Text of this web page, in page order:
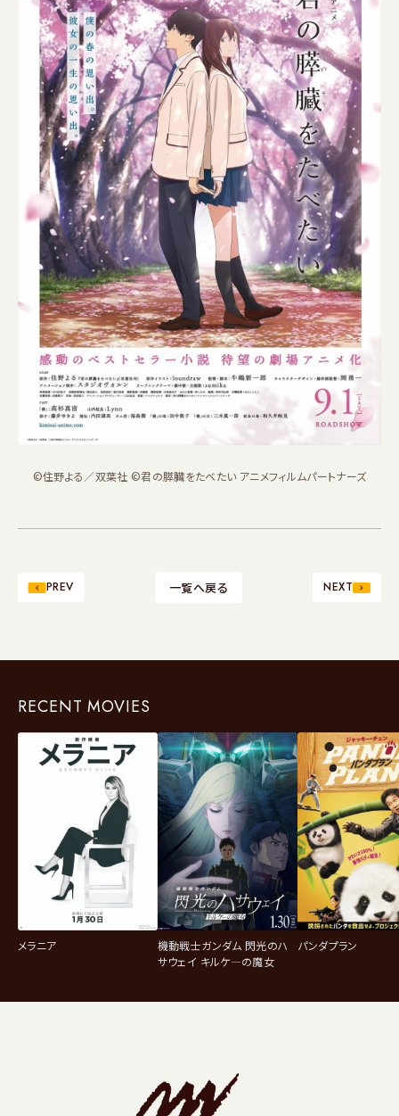
©住野よる／双葉社 ©君の膵臓をたべたい アニメフィルムパートナーズ
PREV 一覧へ戻る NEXT
RECENT MOVIES
メラニア
機動戦士ガンダム 閃光のハ
サウェイ キルケ―の魔女
パンダプラン